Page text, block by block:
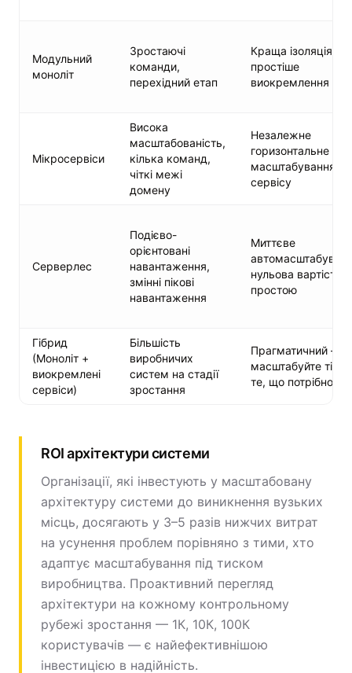
Модульний
моноліт
Зростаючі
команди,
перехідний етап
Краща ізоляція,
простіше
виокремлення
Мікросервіси
Висока
масштабованість,
кілька команд,
чіткі межі
домену
Незалежне
горизонтальне
масштабування по
сервісу
Серверлес
Подієво-
орієнтовані
навантаження,
змінні пікові
навантаження
Миттєве
нульова вартість
простою
Гібрид
(Моноліт +
виокремлені
сервіси)
Більшість
виробничих
систем на стадії
зростання
Прагматичний —
масштабуйте
те, що потрібно
ROI архітектури системи
Організації, які інвестують у масштабовану
архітектуру системи до виникнення вузьких
місць, досягають у 3–5 разів нижчих витрат
на усунення проблем порівняно з тими, хто
адаптує масштабування під тиском
виробництва. Проактивний перегляд
архітектури на кожному контрольному
рубежі зростання — 1К, 10К, 100К
користувачів — є найефективнішою
інвестицією в надійність.